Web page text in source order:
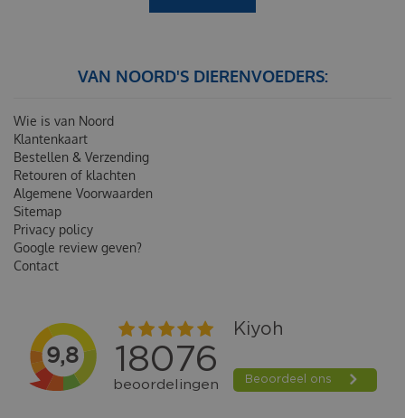
VAN NOORD'S DIERENVOEDERS:
Wie is van Noord
Klantenkaart
Bestellen & Verzending
Retouren of klachten
Algemene Voorwaarden
Sitemap
Privacy policy
Google review geven?
Contact